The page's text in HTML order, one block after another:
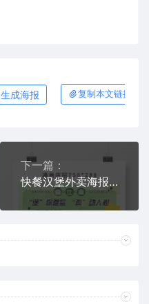
生成海报 复制本文链接
下一篇：
快餐汉堡外卖海报图片素材